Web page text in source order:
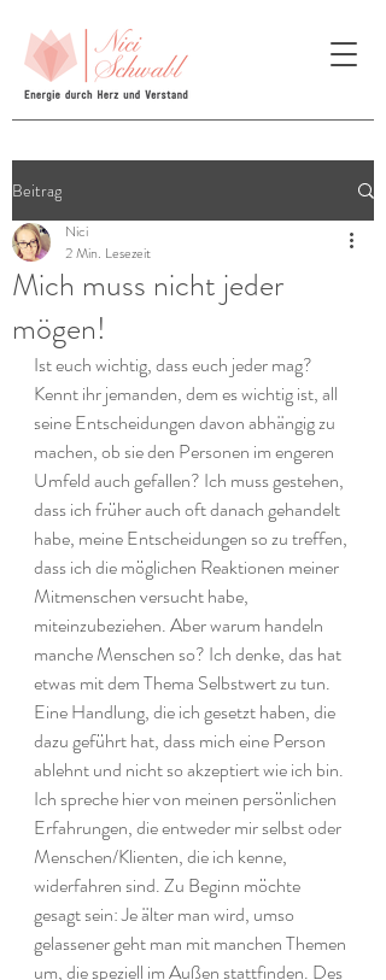
Beitrag
Mich muss nicht jeder
mögen!
Nici
2 Min. Lesezeit
Ist euch wichtig, dass euch jeder mag?
Kennt ihr jemanden, dem es wichtig ist, all
seine Entscheidungen davon abhängig zu
machen, ob sie den Personen im engeren
Umfeld auch gefallen? Ich muss gestehen,
dass ich früher auch oft danach gehandelt
habe, meine Entscheidungen so zu treffen,
dass ich die möglichen Reaktionen meiner
Mitmenschen versucht habe,
miteinzubeziehen. Aber warum handeln
manche Menschen so? Ich denke, das hat
etwas mit dem Thema Selbstwert zu tun.
Eine Handlung, die ich gesetzt haben, die
dazu geführt hat, dass mich eine Person
ablehnt und nicht so akzeptiert wie ich bin.
Ich spreche hier von meinen persönlichen
Erfahrungen, die entweder mir selbst oder
Menschen/Klienten, die ich kenne,
widerfahren sind. Zu Beginn möchte
gesagt sein: Je älter man wird, umso
gelassener geht man mit manchen Themen
um, die speziell im Außen stattfinden. Des